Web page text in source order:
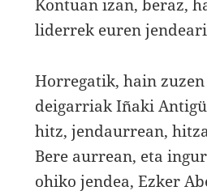
Kontuan izan, beraz,
liderrek euren
Horregatik, hain
deigarriak Iñaki
hitz, jendaurrean,
Bere aurrean, eta
ohiko jendea, Ezker